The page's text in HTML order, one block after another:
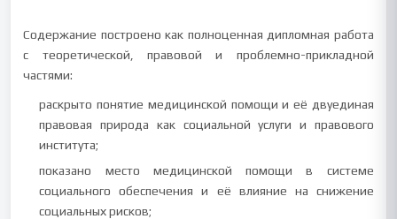
Содержание построено как полноценная дипломная работа
с теоретической, правовой и проблемно-прикладной
частями:
раскрыто понятие медицинской помощи и её двуединая
правовая природа как социальной услуги и правового
института;
показано место медицинской помощи в системе
социального обеспечения и её влияние на снижение
социальных рисков;